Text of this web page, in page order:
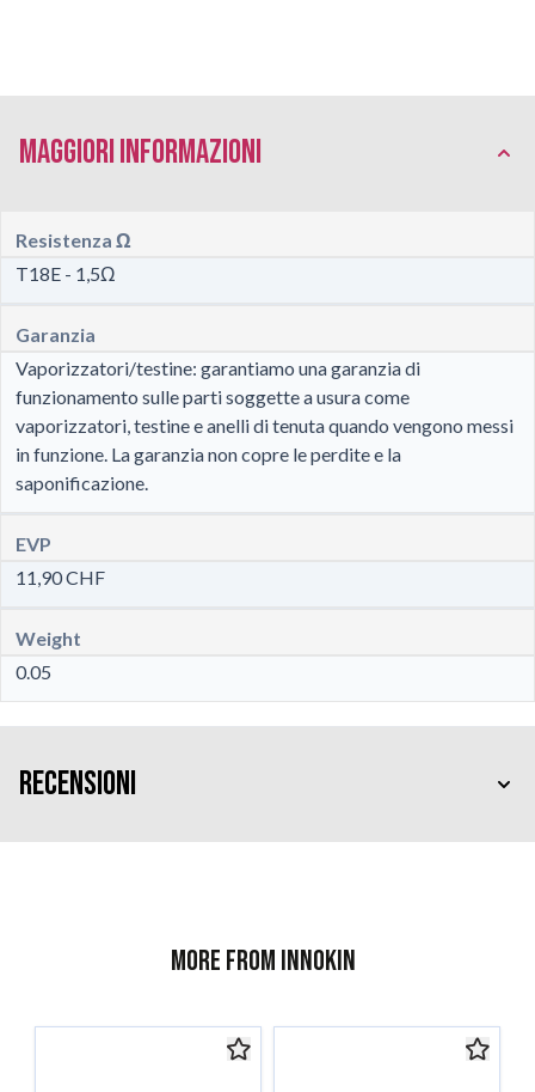
Maggiori Informazioni
Resistenza Ω
T18E - 1,5Ω
Garanzia
Vaporizzatori/testine: garantiamo una garanzia di
funzionamento sulle parti soggette a usura come
vaporizzatori, testine e anelli di tenuta quando vengono messi
in funzione. La garanzia non copre le perdite e la
saponificazione.
EVP
11,90 CHF
Weight
0.05
Recensioni
More from Innokin